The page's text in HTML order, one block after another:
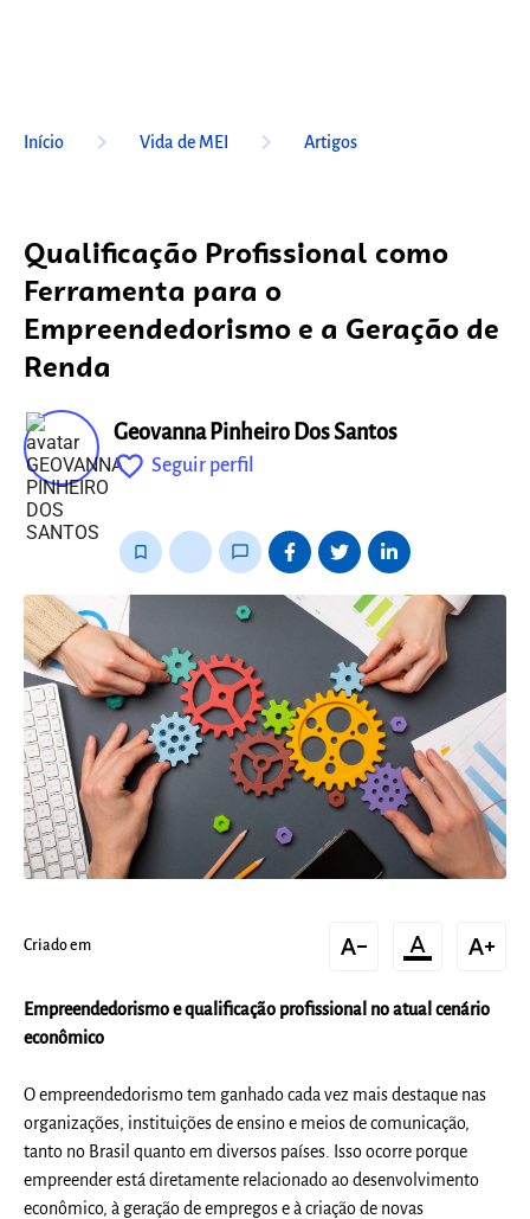
Início keyboard_arrow_right Vida de MEI keyboard_arrow_right Artigos
Qualificação Profissional como
Ferramenta para o
Empreendedorismo e a Geração de
Renda
Geovanna Pinheiro Dos Santos
favorite_outline Seguir perfil
fixo
bookmark_border chat_bubble_outline
Criado em text_decrease format_color_text text_increase
Empreendedorismo e qualificação profissional no atual cenário
econômico
O empreendedorismo tem ganhado cada vez mais destaque nas
organizações, instituições de ensino e meios de comunicação,
tanto no Brasil quanto em diversos países. Isso ocorre porque
empreender está diretamente relacionado ao desenvolvimento
econômico, à geração de empregos e à criação de novas